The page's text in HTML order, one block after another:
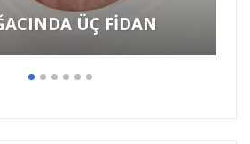
ÜÇ FİDAN